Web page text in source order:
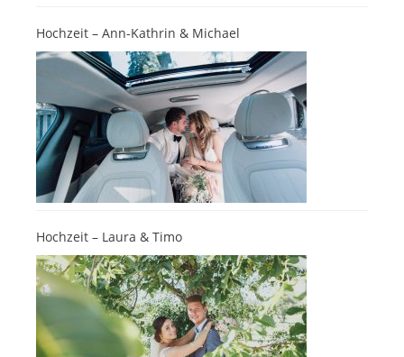
Hochzeit – Ann-Kathrin & Michael
Hochzeit – Laura & Timo